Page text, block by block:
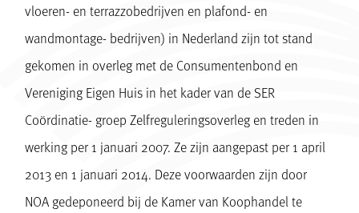
vloeren- en terrazzobedrijven en plafond- en
wandmontage- bedrijven) in Nederland zijn tot stand
gekomen in overleg met de Consumentenbond en
Vereniging Eigen Huis in het kader van de SER
Coördinatie- groep Zelfreguleringsoverleg en treden in
werking per 1 januari 2007. Ze zijn aangepast per 1 april
2013 en 1 januari 2014. Deze voorwaarden zijn door
NOA gedeponeerd bij de Kamer van Koophandel te